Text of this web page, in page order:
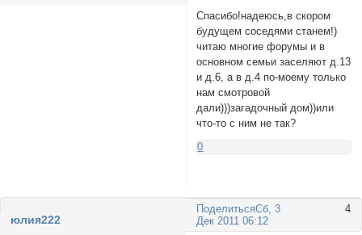
Спасибо!надеюсь,в скором
будущем соседями станем!)
читаю многие форумы и в
основном семьи заселяют д.13
и д.6, а в д.4 по-моему только
нам смотровой
дали)))загадочный дом))или
что-то с ним не так?
0
Поделиться 4
Сб, 3
Дек 2011 06:12
юлия222